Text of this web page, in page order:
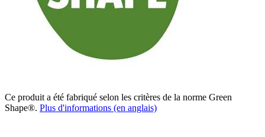
Ce produit a été fabriqué selon les critères de la norme Green
Shape®. Plus d'informations (en anglais)